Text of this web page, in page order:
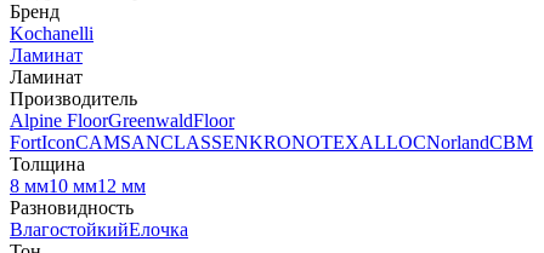
Бренд
Kochanelli
Ламинат
Ламинат
Производитель
Alpine FloorGreenwaldFloor
FortIconCAMSANCLASSENKRONOTEXALLOCNorlandCBM
Толщина
8 мм10 мм12 мм
Разновидность
ВлагостойкийЕлочка